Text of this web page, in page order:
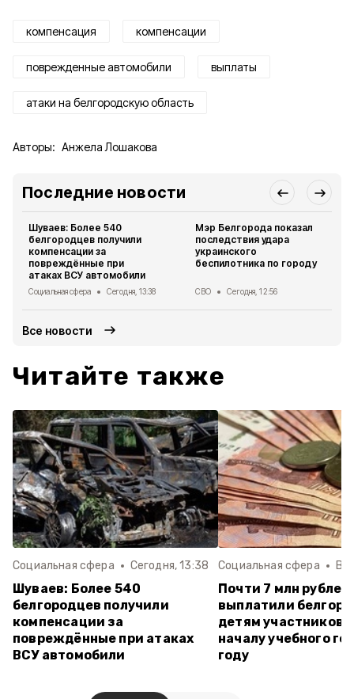
компенсация компенсации
поврежденные автомобили выплаты
атаки на белгородскую область
Авторы: Анжела Лошакова
Последние новости
Шуваев: Более 540
белгородцев получили
компенсации за
повреждённые при
атаках ВСУ автомобили
Социальная сфера Сегодня, 13:38
Мэр Белгорода показал
последствия удара
украинского
беспилотника по городу
СВО Сегодня, 12:56
Все новости
Читайте также
Социальная сфера Сегодня, 13:38
Шуваев: Более 540
белгородцев получили
компенсации за
повреждённые при атаках
ВСУ автомобили
Социальная сфера
Почти 7 млн рублей
выплатили
детям участников
началу учебного
году